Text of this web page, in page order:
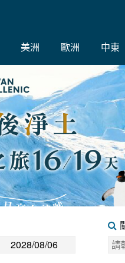
美洲 歐洲 中東